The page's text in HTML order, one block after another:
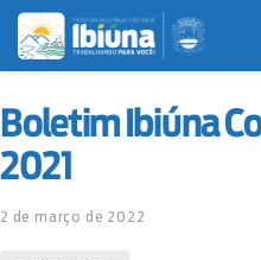
Boletim Ibiúna
2021
2 de março de 2022